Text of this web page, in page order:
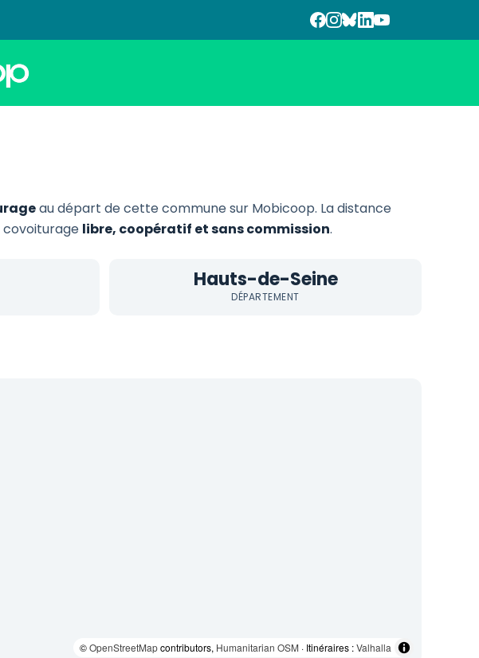
au départ de cette commune sur Mobicoop. La distance
covoiturage libre, coopératif et sans commission.
Hauts-de-Seine
DÉPARTEMENT
©OpenStreetMapcontributors, Humanitarian OSM · Itinéraires :Valhalla